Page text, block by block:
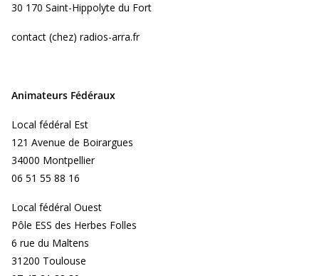
30 170 Saint-Hippolyte du Fort
contact (chez) radios-arra.fr
Animateurs Fédéraux
Local fédéral Est
121 Avenue de Boirargues
34000 Montpellier
06 51 55 88 16
Local fédéral Ouest
Pôle ESS des Herbes Folles
6 rue du Maltens
31200 Toulouse